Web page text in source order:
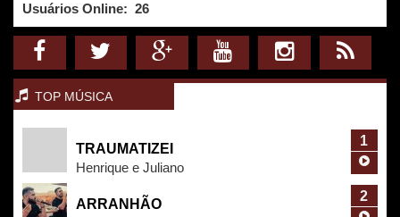
Usuários Online: 26
TOP MÚSICA
TRAUMATIZEI
Henrique e Juliano
1
ARRANHÃO
2